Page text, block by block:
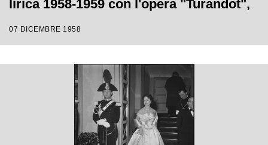
lirica 1958-1959 con l'opera "Turandot",
Votto con la regia di Margherita
07 DICEMBRE 1958